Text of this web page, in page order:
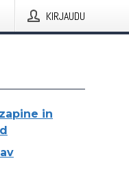
KIRJAUDU
in